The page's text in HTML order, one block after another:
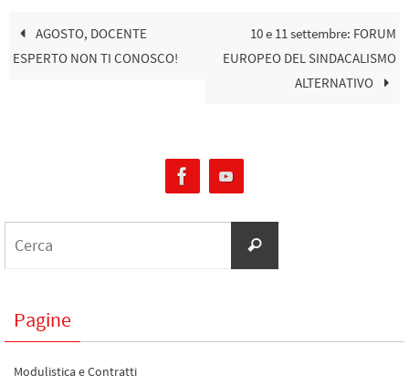
AGOSTO, DOCENTE
ESPERTO NON TI CONOSCO!
10 e 11 settembre: FORUM
EUROPEO DEL SINDACALISMO
ALTERNATIVO
Pagine
Modulistica e Contratti